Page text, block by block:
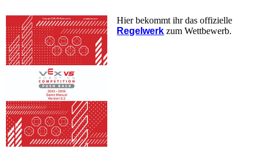
Hier bekommt ihr das offizielle
Regelwerk zum Wettbewerb.